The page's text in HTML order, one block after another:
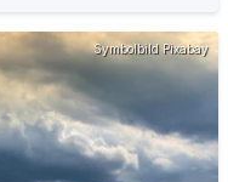
Symbolbild Pixabay